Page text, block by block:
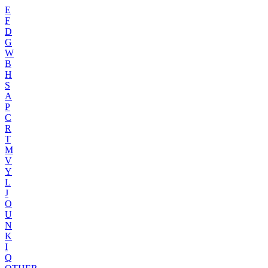
E
F
D
G
W
B
H
S
A
P
C
R
T
M
V
Y
L
J
O
U
N
K
I
Q